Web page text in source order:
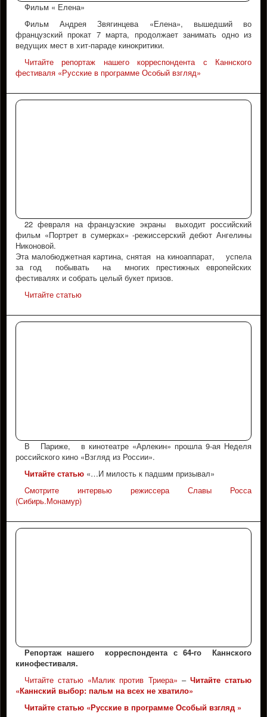
Фильм « Елена»
Фильм Андрея Звягинцева «Елена», вышедший во
французский прокат 7 марта, продолжает занимать одно из
ведущих мест в хит-параде кинокритики.
Читайте репортаж нашего корреспондента с Каннского
фестиваля «Русские в программе Особый взгляд»
22 февраля на французские экраны выходит российский
фильм «Портрет в сумерках» -режиссерский дебют Ангелины
Никоновой.
Эта малобюджетная картина, снятая на киноаппарат, успела
за год побывать на многих престижных европейских
фестивалях и собрать целый букет призов.
Читайте статью
В Париже, в кинотеатре «Арлекин» прошла 9-ая Неделя
российского кино «Взгляд из России».
Читайте статью «…И милость к падшим призывал»
Cмотрите интервью режиссера Славы Росса
(Сибирь.Монамур)
Репортаж нашего корреспондента с 64-го Каннского
кинофестиваля.
Читайте статью «Малик против Триера» – Читайте статью
«Каннский выбор: пальм на всех не хватило»
Читайте статью «Русские в программе Особый взгляд »